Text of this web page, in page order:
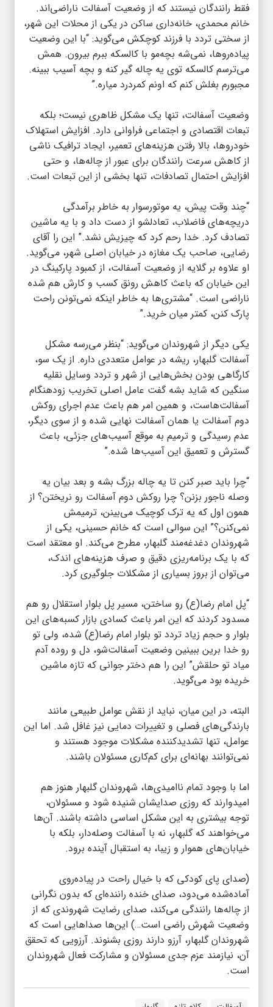
فقط رانندگان نیستند که از وضعیت آسفالت ناراضی‌اند.
خانم محمدی، خانه‌داری ساکن در یکی از محلات این شهر،
از سختی تردد با فرزند کوچکش می‌گوید: “با این وضعیت
پیاده‌روها، نمی‌شه بچه‌مو با کالسکه ببرم بیرون. همش
می‌ترسم کالسکه توی یه چاله گیر کنه و بچه آسیب ببینه.
مجبورم بغلش کنم که اونم کمردرد میاره.”
وضعیت آسفالت، تنها یک مشکل ظاهری نیست؛ بلکه
تبعات اقتصادی و اجتماعی فراوانی دارد. افزایش استهلاک
خودروها، بالا رفتن هزینه‌های تعمیر، ایجاد ترافیک ناشی
از کاهش سرعت رانندگان برای عبور از چاله‌ها، و حتی
افزایش احتمال تصادفات، تنها بخشی از این تبعات است.
“چند وقت پیش، یه موتورسوار به خاطر برآمدگی
دریچه‌های فاضلاب، تعادلشو از دست داد و با یه ماشین
تصادف کرد. خدا رحم کرد که چیزیش نشد.” این را آقای
رضایی، صاحب یک مغازه در خیابان اصلی شهر، می‌گوید.
او علاوه بر گلایه از وضعیت آسفالت، از کمبود پارکینگ در
این خیابان که باعث کاهش رونق کسب و کارش هم شده
ناراضی است. “مشتری‌ها به خاطر اینکه نمی‌تونن راحت
پارک کنن، کمتر میان خرید.”
یکی دیگر از شهروندان می‌گوید: “بنظر می‌رسه مشکل
آسفالت گلبهار، ریشه در عوامل متعددی داره. از یک سو،
کارگاهی بودن بخش‌هایی از شهر و تردد وسایل نقلیه
سنگین که شاید بشه گفت عامل اصلی تخریب زودهنگام
آسفالت‌هاست، و همین امر هم باعث عدم اجرای روکش
دوم آسفالت یا همان آسفالت نهایی شده و از سوی دیگر،
عدم رسیدگی و ترمیم به موقع آسیب‌های جزئی، باعث
گسترش و تعمیق این آسیب‌ها شده.”
“چرا باید صبر کنن تا یه چاله بزرگ بشه و بعد بیان یه
وصله ناجور بزنن؟ چرا روکش دوم آسفالت رو نریختن؟ از
همون اول که یه ترک کوچیک می‌بینن، ترمیمش
نمی‌کنن؟” این سوالی است که خانم حسینی، یکی از
شهروندان دغدغه‌مند گلبهار، مطرح می‌کند. او معتقد است
که با یک برنامه‌ریزی دقیق و صرف هزینه‌های اندک،
می‌توان از بروز بسیاری از مشکلات جلوگیری کرد.
“پل امام رضا(ع) رو ساختن، مسیر پل بلوار استقلال رو هم
مسدود کردند که این امر باعث کسادی بازار کسبه‌های این
بلوار و حجم زیاد تردد تو بلوار امام رضا(ع) شده، ولی تو
رو خدا برین ببینین وضعیت آسفالت‌شو، دل و روده آدم
میاد تو حلقش” این را هم دختر جوانی که تازه ماشین
خریده بود می‌گوید.
البته، در این میان، نباید از نقش عوامل طبیعی مانند
بارندگی‌های فصلی و تغییرات دمایی نیز غافل شد. اما این
عوامل، تنها تشدیدکننده مشکلات موجود هستند و
نمی‌توانند بهانه‌ای برای کم‌کاری مسئولان باشند.
اما با وجود تمام ناامیدی‌ها، شهروندان گلبهار هنوز هم
امیدوارند که روزی صدایشان شنیده شود و مسئولان،
توجه بیشتری به این مشکل اساسی داشته باشند. آن‌ها
می‌خواهند که گلبهار، نه با آسفالت وصله‌دار، بلکه با
خیابان‌های هموار و زیبا، به استقبال آینده برود.
(صدای پای کودکی که با خیال راحت در پیاده‌روی
آماده‌شده می‌دود، صدای خنده راننده‌ای که بدون نگرانی
از چاله‌ها رانندگی می‌کند، صدای رضایت شهروندی که از
وضعیت شهرش راضی است…) این‌ها صداهایی است که
شهروندان گلبهار، آرزو دارند روزی بشنوند. آرزویی که تحقق
آن، نیازمند عزم جدی مسئولان و مشارکت فعال شهروندان
است.